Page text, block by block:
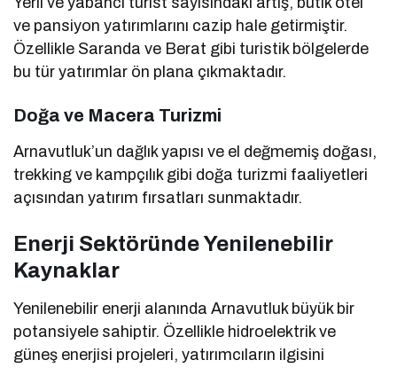
ve pansiyon yatırımlarını cazip hale getirmiştir.
Özellikle Saranda ve Berat gibi turistik bölgelerde
bu tür yatırımlar ön plana çıkmaktadır.
Doğa ve Macera Turizmi
Arnavutluk’un dağlık yapısı ve el değmemiş doğası,
trekking ve kampçılık gibi doğa turizmi faaliyetleri
açısından yatırım fırsatları sunmaktadır.
Enerji Sektöründe Yenilenebilir
Kaynaklar
Yenilenebilir enerji alanında Arnavutluk büyük bir
potansiyele sahiptir. Özellikle hidroelektrik ve
güneş enerjisi projeleri, yatırımcıların ilgisini